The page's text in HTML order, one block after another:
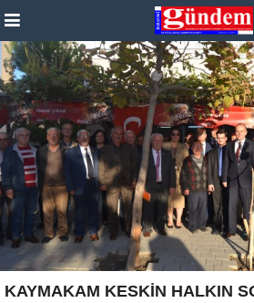
KAYMAKAM KESKİN HALKIN